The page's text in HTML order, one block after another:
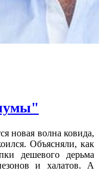
новая волна ковида,
Объясняли, как
дешевого дерьма
и халатов. А